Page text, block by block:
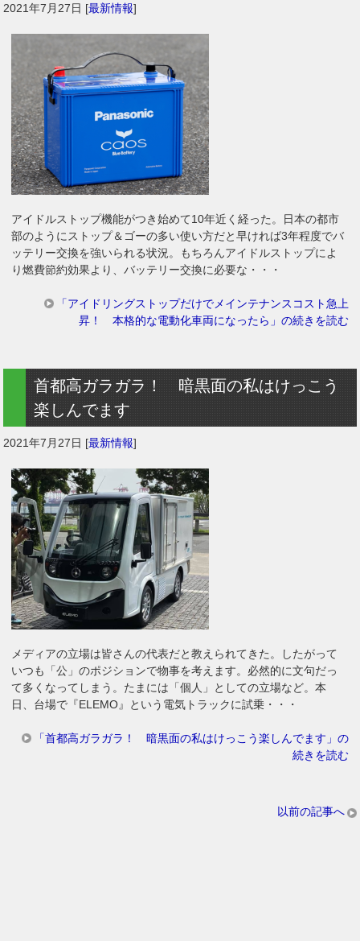
2021年7月27日 [最新情報]
アイドルストップ機能がつき始めて10年近く経った。日本の都市
部のようにストップ＆ゴーの多い使い方だと早ければ3年程度でバ
ッテリー交換を強いられる状況。もちろんアイドルストップによ
り燃費節約効果より、バッテリー交換に必要な・・・
「アイドリングストップだけでメインテナンスコスト急上
昇！ 本格的な電動化車両になったら」の続きを読む
首都高ガラガラ！ 暗黒面の私はけっこう
楽しんでます
2021年7月27日 [最新情報]
メディアの立場は皆さんの代表だと教えられてきた。したがって
いつも「公」のポジションで物事を考えます。必然的に文句だっ
て多くなってしまう。たまには「個人」としての立場など。本
日、台場で『ELEMO』という電気トラックに試乗・・・
「首都高ガラガラ！ 暗黒面の私はけっこう楽しんでます」の
続きを読む
以前の記事へ